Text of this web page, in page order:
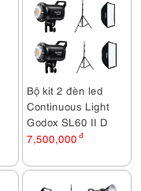
Bộ kit 2 đèn led
Continuous Light
Godox SL60 II D
7,500,000 đ